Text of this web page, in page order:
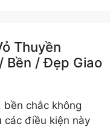
Thuyền
Bền /️ Đẹp Giao
bền chắc không
các điều kiện này